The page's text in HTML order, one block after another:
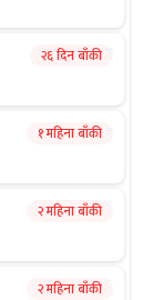
२६ दिन बाँकी
१ महिना बाँकी
२ महिना बाँकी
२ महिना बाँकी